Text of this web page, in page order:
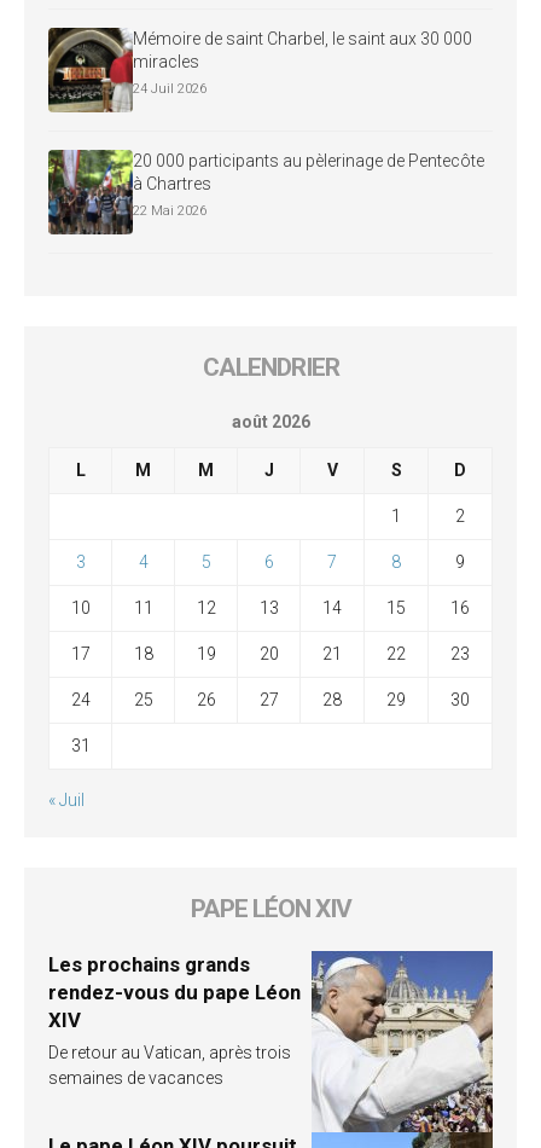
Mémoire de saint Charbel, le saint aux 30 000
miracles
24 Juil 2026
20 000 participants au pèlerinage de Pentecôte
à Chartres
22 Mai 2026
CALENDRIER
août 2026
L M M J V S D
1 2
3 4 5 6 7 8 9
10 11 12 13 14 15 16
17 18 19 20 21 22 23
24 25 26 27 28 29 30
31
« Juil
PAPE LÉON XIV
Les prochains grands
rendez-vous du pape Léon
XIV
De retour au Vatican, après trois
semaines de vacances